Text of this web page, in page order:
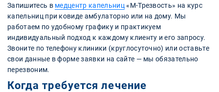
Запишитесь в медцентр капельниц «М-Трезвость» на курс
капельниц при ковиде амбулаторно или на дому. Мы
работаем по удобному графику и практикуем
индивидуальный подход к каждому клиенту и его запросу.
Звоните по телефону клиники (круглосуточно) или оставьте
свои данные в форме заявки на сайте — мы обязательно
перезвоним.
Когда требуется лечение